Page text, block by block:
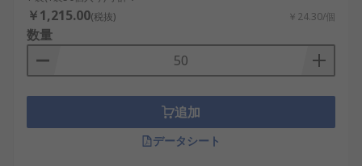
￥1,215.00(税抜) ￥24.30/個
数量
追加
データシート